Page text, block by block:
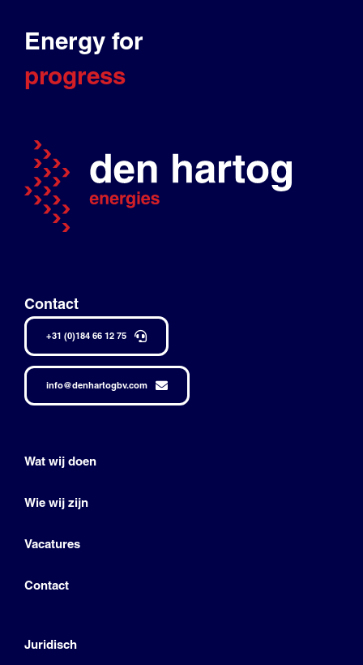
Energy for
progress
Contact
+31 (0)184 66 12 75
info@denhartogbv.com
Wat wij doen
Wie wij zijn
Vacatures
Contact
Juridisch